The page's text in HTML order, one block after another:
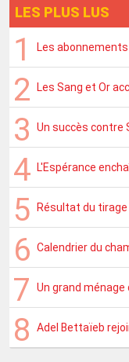
LES PLUS LUS
Les
Les Sang et Or
Un succès contre
L'Espérance
Résultat du tirage
Calendrier du
Un grand ménage
Adel Bettaïeb